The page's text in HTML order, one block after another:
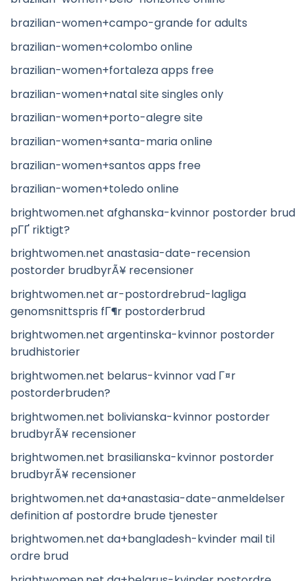
brazilian-women+campo-grande for adults
brazilian-women+colombo online
brazilian-women+fortaleza apps free
brazilian-women+natal site singles only
brazilian-women+porto-alegre site
brazilian-women+santa-maria online
brazilian-women+santos apps free
brazilian-women+toledo online
brightwomen.net afghanska-kvinnor postorder brud
pГҐ riktigt?
brightwomen.net anastasia-date-recension
postorder brudbyrÃ¥ recensioner
brightwomen.net ar-postordrebrud-lagliga
genomsnittspris fГ¶r postorderbrud
brightwomen.net argentinska-kvinnor postorder
brudhistorier
brightwomen.net belarus-kvinnor vad Г¤r
postorderbruden?
brightwomen.net bolivianska-kvinnor postorder
brudbyrÃ¥ recensioner
brightwomen.net brasilianska-kvinnor postorder
brudbyrÃ¥ recensioner
brightwomen.net da+anastasia-date-anmeldelser
definition af postordre brude tjenester
brightwomen.net da+bangladesh-kvinder mail til
ordre brud